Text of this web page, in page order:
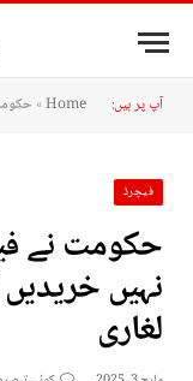
آپ پر ہیں: Home
» حکومت
فیچرڈ
حکومت نے
نہیں
لغاری